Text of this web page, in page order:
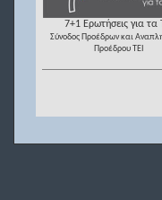
7+1 Ερωτήσεις για τα
Σύνοδος Προέδρων και
Προέδρου ΤΕΙ